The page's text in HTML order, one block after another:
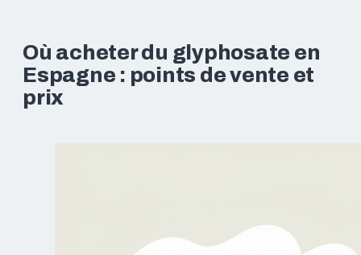
Où acheter du glyphosate en
Espagne : points de vente et
prix